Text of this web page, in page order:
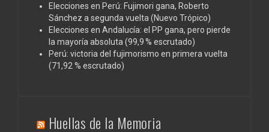
Elecciones en Perú: Fujimori gana, Roberto
Sánchez a segunda vuelta (Nuevo Trópico)
Elecciones en Andalucía: el PP gana, pero pierde
la mayoría absoluta (99,9 % escrutado)
Perú: victoria del fujimorismo en primera vuelta
(71,92 % escrutado)
Huellas de la Memoria